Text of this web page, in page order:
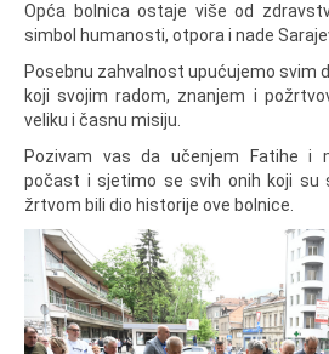
Opća bolnica ostaje više od
simbol humanosti, otpora i nade
Posebnu zahvalnost upućujemo svim
koji svojim radom, znanjem i
veliku i časnu misiju.
Pozivam vas da učenjem Fatihe i
počast i sjetimo se svih onih koji su
žrtvom bili dio historije ove bolnice.